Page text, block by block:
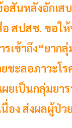
อสันหลังอักเส
อ สปสช. ขอใ
เข้าถึง“ยากลุ่
ชะลอภาวะโ
ผยเป็นกลุ่มยา
อง ส่งผลผู้ป่ว